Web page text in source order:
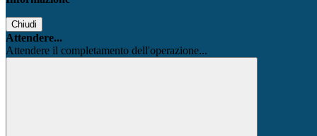
Chiudi
Attendere...
Attendere il completamento dell'operazione...